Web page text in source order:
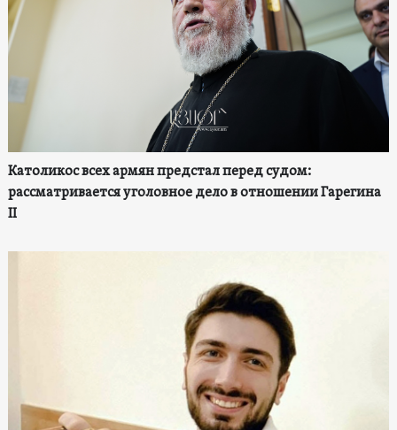
Католикос всех армян предстал перед судом:
рассматривается уголовное дело в отношении Гарегина
II